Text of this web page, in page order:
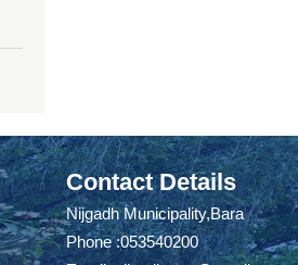
Contact Details
Nijgadh Municipality,Bara
Phone :053540200